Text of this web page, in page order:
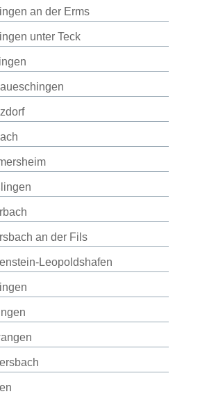
an der Erms
unter Teck
an der Fils
Leopoldshafen